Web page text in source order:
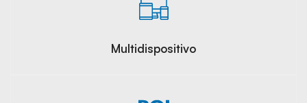
Multidispositivo